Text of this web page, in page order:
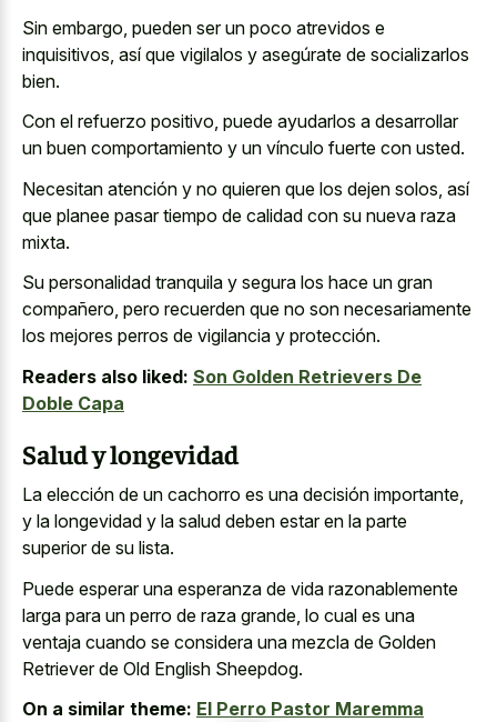
Sin embargo, pueden ser un poco atrevidos e
inquisitivos, así que vigilalos y asegúrate de socializarlos
bien.
Con el refuerzo positivo, puede ayudarlos a desarrollar
un buen comportamiento y un vínculo fuerte con usted.
Necesitan atención y no quieren que los dejen solos, así
que planee pasar tiempo de calidad con su nueva raza
mixta.
Su personalidad tranquila y segura los hace un gran
compañero, pero recuerden que no son necesariamente
los mejores perros de vigilancia y protección.
Readers also liked: Son Golden Retrievers De
Doble Capa
Salud y longevidad
La elección de un cachorro es una decisión importante,
y la longevidad y la salud deben estar en la parte
superior de su lista.
Puede esperar una esperanza de vida razonablemente
larga para un perro de raza grande, lo cual es una
ventaja cuando se considera una mezcla de Golden
Retriever de Old English Sheepdog.
On a similar theme: El Perro Pastor Maremma